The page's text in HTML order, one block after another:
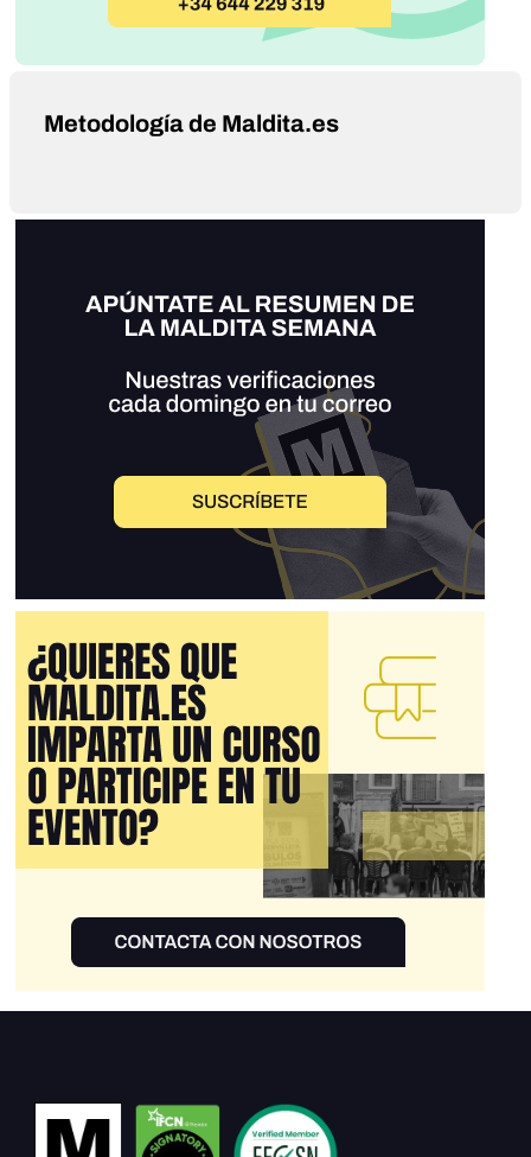
Metodología de Maldita.es